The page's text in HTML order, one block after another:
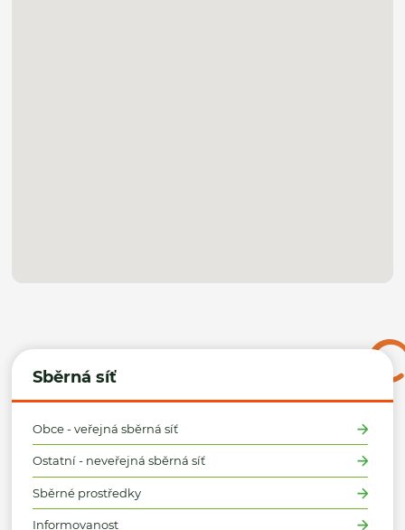
Sběrná síť
Obce - veřejná sběrná síť
Ostatní - neveřejná sběrná síť
Sběrné prostředky
Informovanost